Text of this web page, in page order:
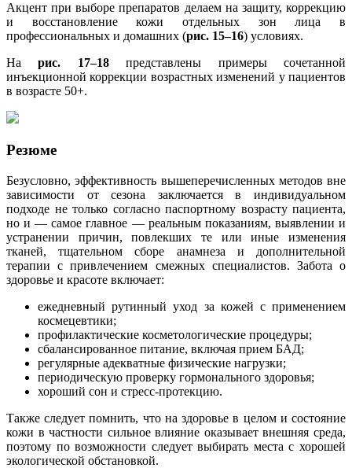
Акцент при выборе препаратов делаем на защиту, коррекцию
и восстановление кожи отдельных зон лица в
профессиональных и домашних (рис. 15–16) условиях.
Нарис. 17–18представлены примеры сочетанной
инъекционной коррекции возрастных изменений у пациентов
в возрасте 50+.
Резюме
Безусловно, эффективность вышеперечисленных методов вне
зависимости от сезона заключается в индивидуальном
подходе не только согласно паспортному возрасту пациента,
но и — самое главное — реальным показаниям, выявлении и
устранении причин, повлекших те или иные изменения
тканей, тщательном сборе анамнеза и дополнительной
терапии с привлечением смежных специалистов. Забота о
здоровье и красоте включает:
ежедневный рутинный уход за кожей с применением
космецевтики;
профилактические косметологические процедуры;
сбалансированное питание, включая прием БАД;
регулярные адекватные физические нагрузки;
периодическую проверку гормонального здоровья;
хороший сон и стресс-протекцию.
Также следует помнить, что на здоровье в целом и состояние
кожи в частности сильное влияние оказывает внешняя среда,
поэтому по возможности следует выбирать места с хорошей
экологической обстановкой.